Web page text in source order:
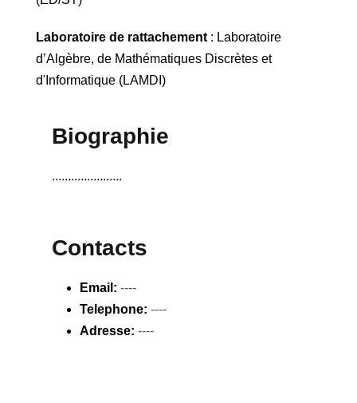
Laboratoire de rattachement: Laboratoire
d’Algèbre, de Mathématiques Discrètes et
d'Informatique (LAMDI)
Biographie
......................
Contacts
Email: ----
Telephone: ----
Adresse: ----